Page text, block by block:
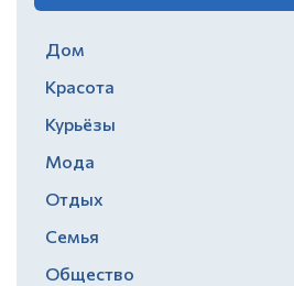
Дом
Красота
Курьёзы
Мода
Отдых
Семья
Общество